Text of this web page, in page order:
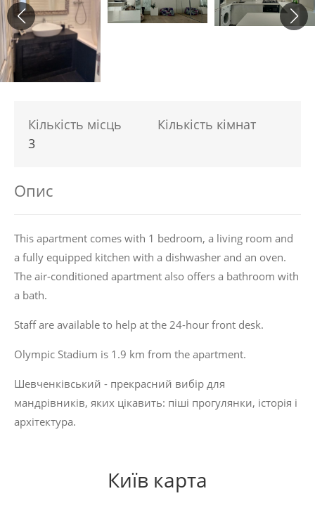
Кількість місць
3
Кількість кімнат
Опис
This apartment comes with 1 bedroom, a living room and
a fully equipped kitchen with a dishwasher and an oven.
The air-conditioned apartment also offers a bathroom with
a bath.
Staff are available to help at the 24-hour front desk.
Olympic Stadium is 1.9 km from the apartment.
Шевченківський - прекрасний вибір для
мандрівників, яких цікавить: піші прогулянки, історія і
архітектура.
Київ карта